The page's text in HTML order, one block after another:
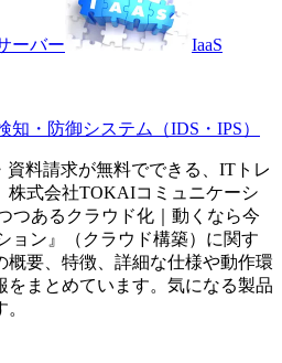
ーバー IaaS
知・防御システム（IDS・IPS）
料請求が無料でできる、ITトレ
株式会社TOKAIコミュニケーシ
つあるクラウド化｜動くなら今
ョン』（ クラウド構築）に関す
概要、特徴、詳細な仕様や動作環
をまとめています。気になる製品